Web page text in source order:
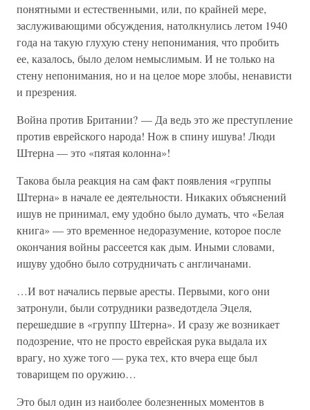
понятными и естественными, или, по крайней мере,
заслуживающими обсуждения, натолкнулись летом 1940
года на такую глухую стену непонимания, что пробить
ее, казалось, было делом немыслимым. И не только на
стену непонимания, но и на целое море злобы, ненависти
и презрения.
Война против Британии? — Да ведь это же преступление
против еврейского народа! Нож в спину ишува! Люди
Штерна — это «пятая колонна»!
Такова была реакция на сам факт появления «группы
Штерна» в начале ее деятельности. Никаких объяснений
ишув не принимал, ему удобно было думать, что «Белая
книга» — это временное недоразумение, которое после
окончания войны рассеется как дым. Иными словами,
ишуву удобно было сотрудничать с англичанами.
…И вот начались первые аресты. Первыми, кого они
затронули, были сотрудники разведотдела Эцеля,
перешедшие в «группу Штерна». И сразу же возникает
подозрение, что не просто еврейская рука выдала их
врагу, но хуже того — рука тех, кто вчера еще был
товарищем по оружию…
Это был один из наиболее болезненных моментов в